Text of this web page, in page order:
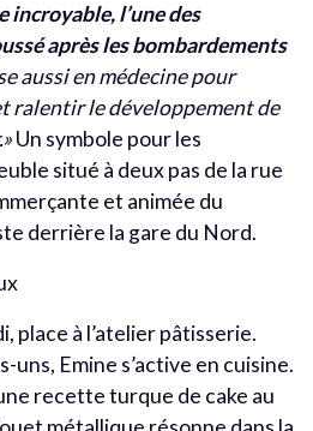
incroyable, l’une des
après les bombardements
aussi en médecine pour
ralentir le développement de
Un symbole pour les
situé à deux pas de la rue
et animée du
derrière la gare du Nord.
place à l’atelier pâtisserie.
uns, Emine s’active en cuisine.
recette turque de cake au